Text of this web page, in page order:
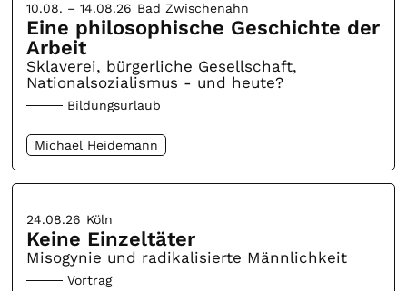
10.08. – 14.08.26 Bad Zwischenahn
Eine philosophische Geschichte der
Arbeit
Sklaverei, bürgerliche Gesellschaft,
Nationalsozialismus - und heute?
Bildungsurlaub
Michael Heidemann
24.08.26 Köln
Keine Einzeltäter
Misogynie und radikalisierte Männlichkeit
Vortrag